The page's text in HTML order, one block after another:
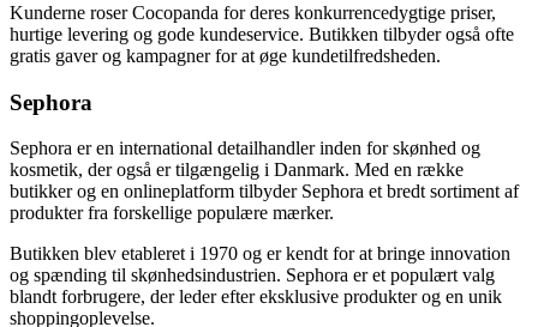
Kunderne roser Cocopanda for deres konkurrencedygtige priser,
hurtige levering og gode kundeservice. Butikken tilbyder også ofte
gratis gaver og kampagner for at øge kundetilfredsheden.
Sephora
Sephora er en international detailhandler inden for skønhed og
kosmetik, der også er tilgængelig i Danmark. Med en række
butikker og en onlineplatform tilbyder Sephora et bredt sortiment af
produkter fra forskellige populære mærker.
Butikken blev etableret i 1970 og er kendt for at bringe innovation
og spænding til skønhedsindustrien. Sephora er et populært valg
blandt forbrugere, der leder efter eksklusive produkter og en unik
shoppingoplevelse.